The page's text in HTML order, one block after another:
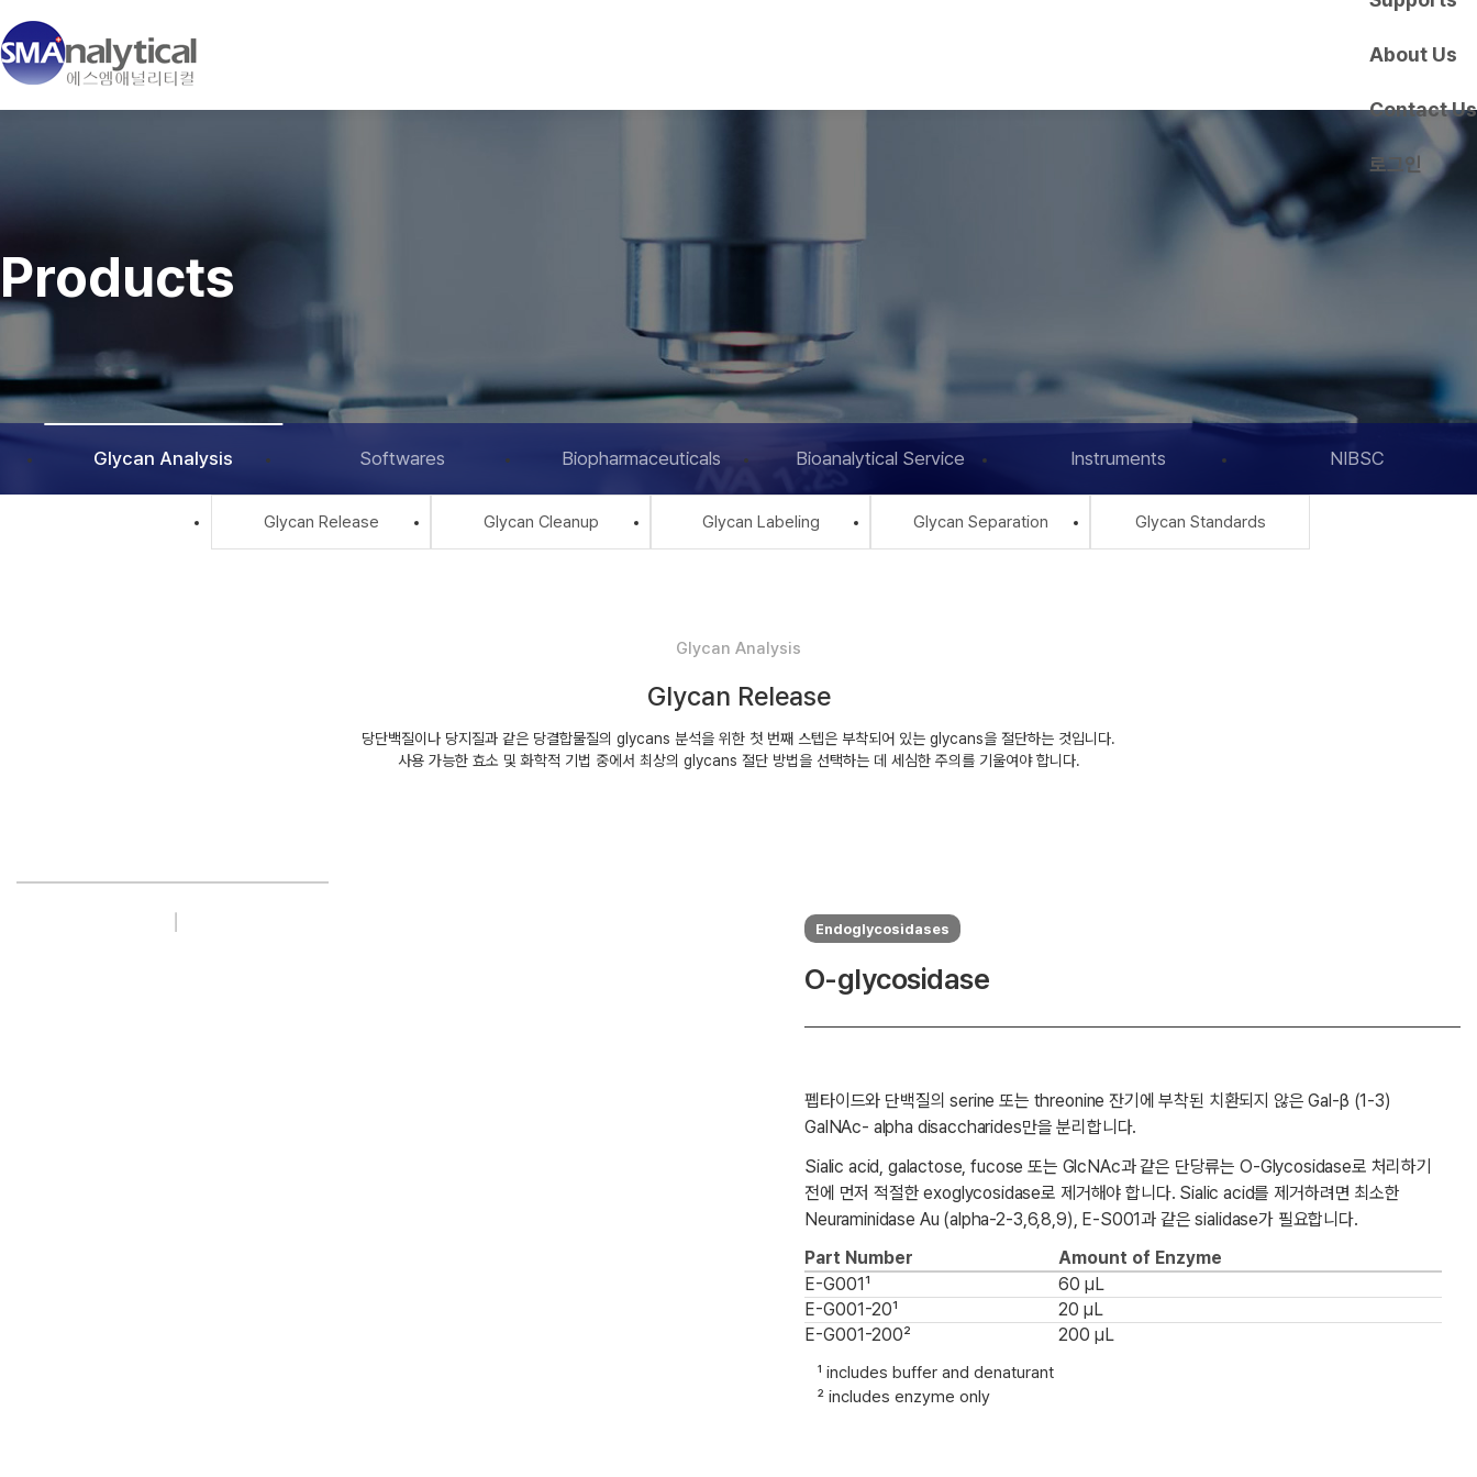
About Us
Contact Us
로그인
Products
Glycan Analysis Softwares Biopharmaceuticals Bioanalytical Service Instruments NIBSC
Glycan Release Glycan Cleanup Glycan Labeling Glycan Separation Glycan Standards
Glycan Analysis
Glycan Release
당단백질이나 당지질과 같은 당결합물질의 glycans 분석을 위한 첫 번째 스텝은 부착되어 있는 glycans을 절단하는 것입니다.
사용 가능한 효소 및 화학적 기법 중에서 최상의 glycans 절단 방법을 선택하는 데 세심한 주의를 기울여야 합니다.
Endoglycosidases
O-glycosidase
펩타이드와 단백질의 serine 또는 threonine 잔기에 부착된 치환되지 않은 Gal-β (1-3)
GalNAc- alpha disaccharides만을 분리합니다.
Sialic acid, galactose, fucose 또는 GlcNAc과 같은 단당류는 O-Glycosidase로 처리하기
전에 먼저 적절한 exoglycosidase로 제거해야 합니다. Sialic acid를 제거하려면 최소한
Neuraminidase Au (alpha-2-3,6,8,9), E-S001과 같은 sialidase가 필요합니다.
Part Number
Amount of Enzyme
E-G001¹
60 µL
E-G001-20¹
20 µL
E-G001-200²
200 µL
¹ includes buffer and denaturant
² includes enzyme only